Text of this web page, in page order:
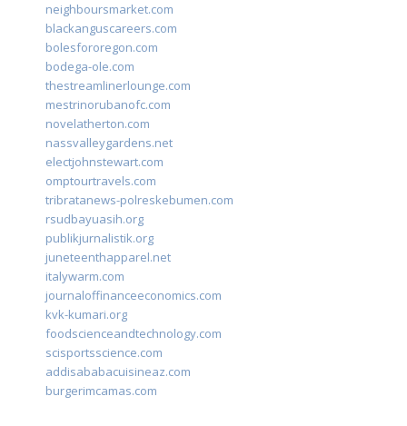
neighboursmarket.com
blackanguscareers.com
bolesfororegon.com
bodega-ole.com
thestreamlinerlounge.com
mestrinorubanofc.com
novelatherton.com
nassvalleygardens.net
electjohnstewart.com
omptourtravels.com
tribratanews-polreskebumen.com
rsudbayuasih.org
publikjurnalistik.org
juneteenthapparel.net
italywarm.com
journaloffinanceeconomics.com
kvk-kumari.org
foodscienceandtechnology.com
scisportsscience.com
addisababacuisineaz.com
burgerimcamas.com